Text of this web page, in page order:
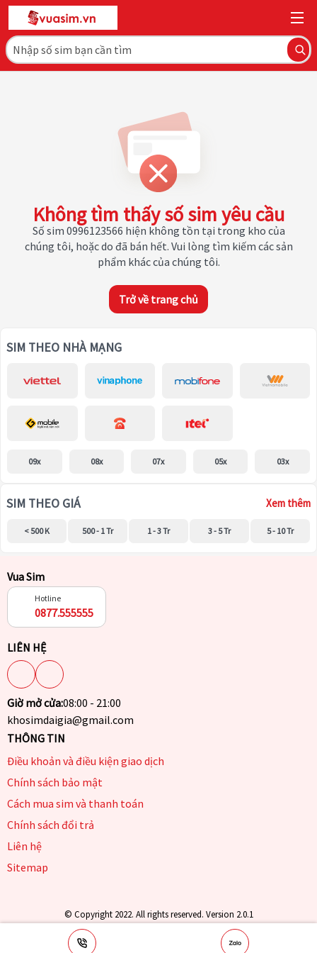
Không tìm thấy số sim yêu cầu
Số sim 0996123566 hiện không tồn tại trong kho của
chúng tôi, hoặc do đã bán hết. Vui lòng tìm kiếm các sản
phẩm khác của chúng tôi.
Trở về trang chủ
SIM THEO NHÀ MẠNG
09x 08x 07x 05x 03x
SIM THEO GIÁ Xem thêm
< 500 K 500 - 1 Tr 1 - 3 Tr 3 - 5 Tr 5 - 10 Tr
Vua Sim
Hotline
0877.555555
LIÊN HỆ
Giờ mở cửa:08:00 - 21:00
khosimdaigia@gmail.com
THÔNG TIN
Điều khoản và điều kiện giao dịch
Chính sách bảo mật
Cách mua sim và thanh toán
Chính sách đổi trả
Liên hệ
Sitemap
© Copyright 2022. All rights reserved. Version 2.0.1